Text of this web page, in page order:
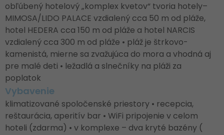
obľúbený hotelový „komplex kvetov“ tvoria hotely–
MIMOSA/LIDO PALACE vzdialený cca 50 m od pláže,
hotel HEDERA cca 150 m od pláže a hotel NARCIS
vzdialený cca 300 m od pláže • pláž je štrkovo-
kamenistá, mierne sa zvažujúca do mora a vhodná aj
pre malé deti • ležadlá a slnečníky na pláži za
poplatok
Vybavenie
klimatizované spoločenské priestory • recepcia,
reštaurácia, aperitív bar • WiFi pripojenie v celom
hoteli (zdarma) • v komplexe – dva kryté bazény (